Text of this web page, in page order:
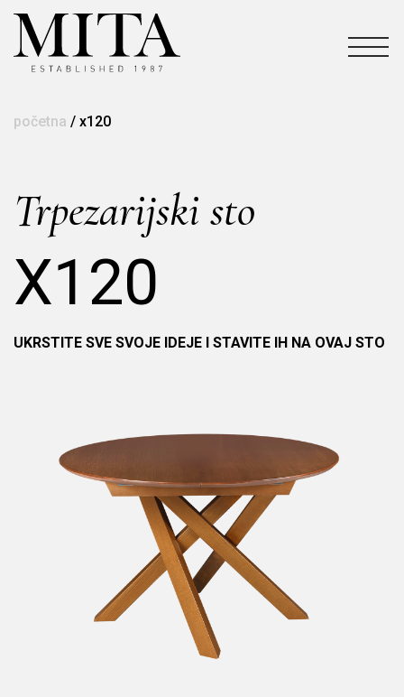
početna / x120
Trpezarijski sto
X120
UKRSTITE SVE SVOJE IDEJE I STAVITE IH NA OVAJ STO